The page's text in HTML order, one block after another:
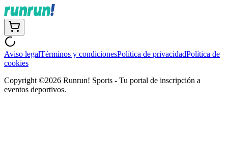
Aviso legalTérminos y condicionesPolítica de privacidadPolítica de
cookies
Copyright ©2026 Runrun! Sports - Tu portal de inscripción a
eventos deportivos.